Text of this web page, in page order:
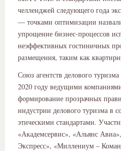
челленджей следующего года
— точками оптимизации
упрощение бизнес-процессов
неэффективных гостиничных
размещения, таким как
Союз агентств делового
2020 году ведущими
формирование прозрачных
индустрии делового туризма в
этическими стандартами.
«Академсервис», «Альянс
Экспресс», «Миллениум –